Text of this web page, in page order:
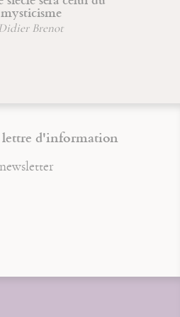
Brenot
d'information